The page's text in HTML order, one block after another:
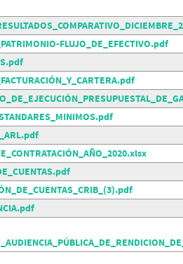
FLUJO_DE_EFECTIVO.pdf